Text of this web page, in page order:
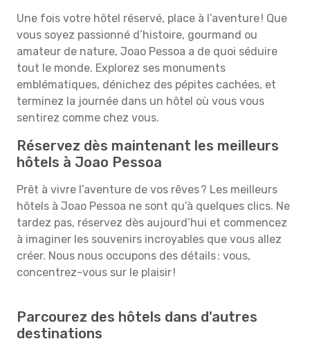
Une fois votre hôtel réservé, place à l’aventure ! Que
vous soyez passionné d’histoire, gourmand ou
amateur de nature, Joao Pessoa a de quoi séduire
tout le monde. Explorez ses monuments
emblématiques, dénichez des pépites cachées, et
terminez la journée dans un hôtel où vous vous
sentirez comme chez vous.
Réservez dès maintenant les meilleurs
hôtels à Joao Pessoa
Prêt à vivre l’aventure de vos rêves ? Les meilleurs
hôtels à Joao Pessoa ne sont qu’à quelques clics. Ne
tardez pas, réservez dès aujourd’hui et commencez
à imaginer les souvenirs incroyables que vous allez
créer. Nous nous occupons des détails : vous,
concentrez-vous sur le plaisir !
Parcourez des hôtels dans d'autres
destinations